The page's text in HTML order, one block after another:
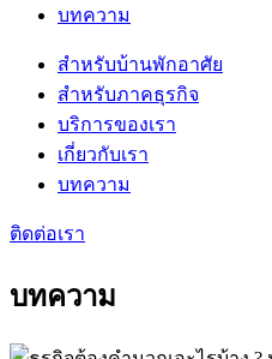
บทความ
สำหรับบ้านพักอาศัย
สำหรับภาคธุรกิจ
บริการของเรา
เกี่ยวกับเรา
บทความ
ติดต่อเรา
บทความ